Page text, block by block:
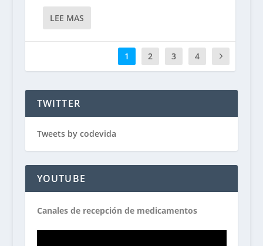
LEE MAS
1 2 3 4
TWITTER
Tweets by codevida
YOUTUBE
Canales de recepción de medicamentos